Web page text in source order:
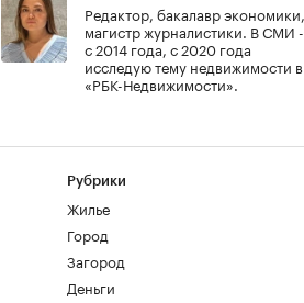
Редактор, бакалавр экономики,
магистр журналистики. В СМИ -
с 2014 года, с 2020 года
исследую тему недвижимости в
«РБК-Недвижимости».
Рубрики
Жилье
Город
Загород
Деньги